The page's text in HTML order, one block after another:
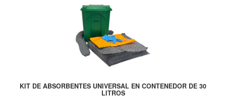
KIT DE ABSORBENTES UNIVERSAL EN CONTENEDOR DE 30
LITROS